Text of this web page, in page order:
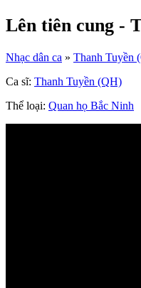
Lên tiên cung -
Nhạc dân ca » Thanh Tuyền
Ca sĩ: Thanh Tuyền (QH)
Thể loại: Quan họ Bắc Ninh